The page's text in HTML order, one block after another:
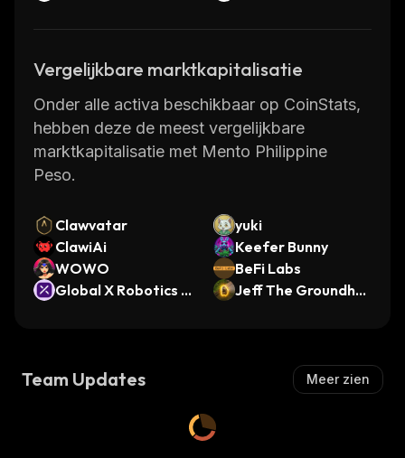
Vergelijkbare marktkapitalisatie
Onder alle activa beschikbaar op CoinStats,
hebben deze de meest vergelijkbare
marktkapitalisatie met Mento Philippine
Peso.
Clawvatar
yuki
ClawiAi
Keefer Bunny
WOWO
BeFi Labs
Global X Robotics &
Jeff The Groundho
Team Updates Meer zien